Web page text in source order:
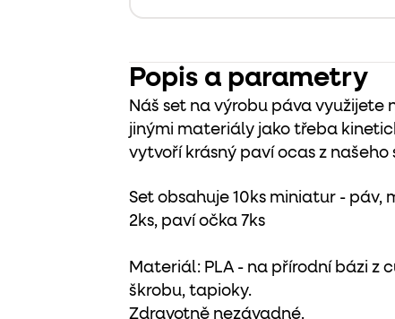
Popis a parametry
Náš set na výrobu páva využijete
jinými materiály jako třeba
vytvoří krásný paví ocas z našeho
Set obsahuje 10ks miniatur - páv,
2ks, paví očka 7ks
Materiál: PLA - na přírodní bázi z
škrobu, tapioky.
Zdravotně nezávadné.